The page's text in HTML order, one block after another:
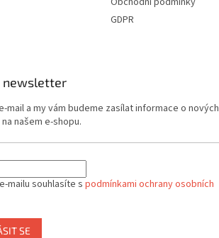
GDPR
newsletter
mail a my vám budeme zasílat informace o nových
našem e-shopu.
mailu souhlasíte s podmínkami ochrany osobních
SE